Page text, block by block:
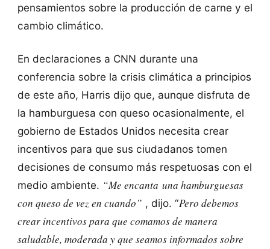
pensamientos sobre la producción de carne y el
cambio climático.
En declaraciones a CNN durante una
conferencia sobre la crisis climática a principios
de este año, Harris dijo que, aunque disfruta de
la hamburguesa con queso ocasionalmente, el
gobierno de Estados Unidos necesita crear
incentivos para que sus ciudadanos tomen
decisiones de consumo más respetuosas con el
medio ambiente. “Me encanta una hamburguesas
con queso de vez en cuando” , dijo. “Pero debemos
crear incentivos para que comamos de manera
saludable, moderada y que seamos informados sobre